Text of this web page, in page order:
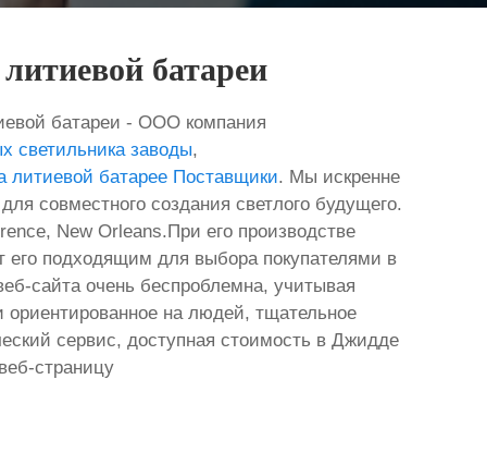
батареи
батареи - ООО компания
светильника заводы,
литиевой батарее Поставщики. Мы искренне
совместного создания светлого будущего.
New Orleans.При его производстве
его подходящим для выбора покупателями в
сайта очень беспроблемна, учитывая
на людей, тщательное
сервис, доступная стоимость в Джидде
страницу